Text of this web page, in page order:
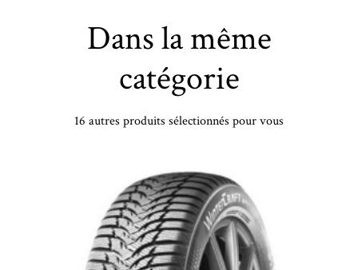
Dans la même
catégorie
16 autres produits sélectionnés pour vous